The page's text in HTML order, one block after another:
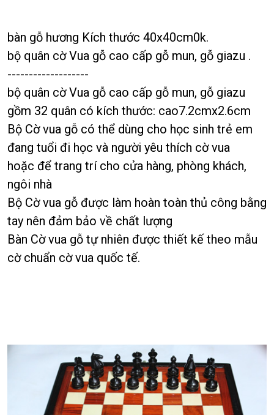
bàn gỗ hương Kích thước 40x40cm0k.
bộ quân cờ Vua gỗ cao cấp gỗ mun, gỗ giazu .
-------------------
bộ quân cờ Vua gỗ cao cấp gỗ mun, gỗ giazu
gồm 32 quân có kích thước: cao7.2cmx2.6cm
Bộ Cờ vua gỗ có thể dùng cho học sinh trẻ em
đang tuổi đi học và người yêu thích cờ vua
hoặc để trang trí cho cửa hàng, phòng khách,
ngôi nhà
Bộ Cờ vua gỗ được làm hoàn toàn thủ công bằng
tay nên đảm bảo về chất lượng
Bàn Cờ vua gỗ tự nhiên được thiết kế theo mẫu
cờ chuẩn cờ vua quốc tế.